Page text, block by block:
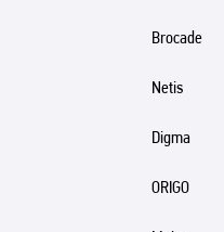
Brocade
Netis
Digma
ORIGO